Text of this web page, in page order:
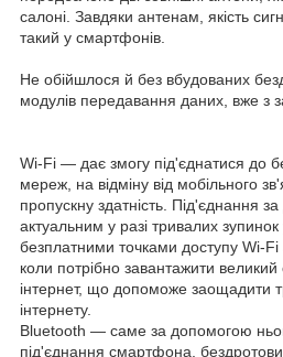
салоні. Завдяки антенам, якість
такий у смартфонів.
Не обійшлося й без вбудованих
модулів передавання даних, вже з
Wi-Fi — дає змогу під'єднатися до
мереж, на відміну від мобільного
пропускну здатність. Під'єднання
актуальним у разі тривалих
безплатними точками доступу Wi-
коли потрібно завантажити великий
інтернет, що допоможе заощадити
інтернету.
Bluetooth — саме за допомогою
під'єднання смартфона,